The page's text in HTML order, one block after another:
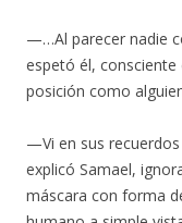
—…Al parecer nadie
espetó él, consciente
posición como
—Vi en sus
explicó Samael,
máscara con forma